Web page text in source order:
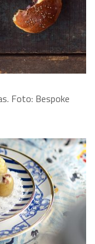
Foto: Bespoke